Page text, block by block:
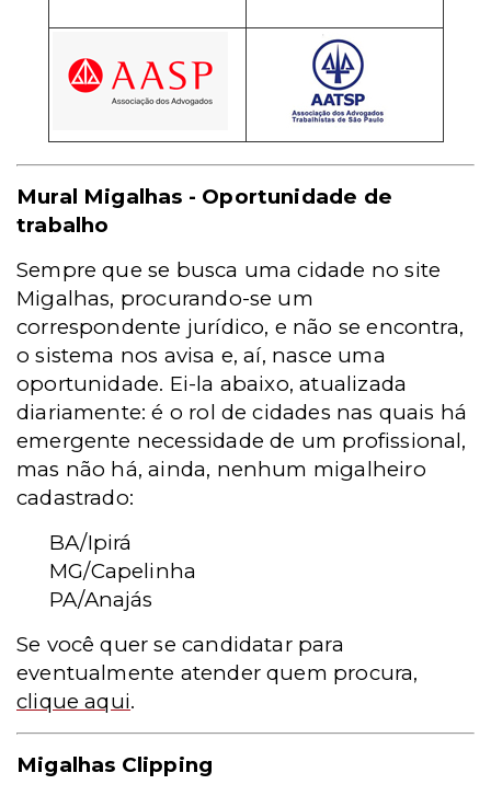
Mural Migalhas - Oportunidade de
trabalho
Sempre que se busca uma cidade no site
Migalhas, procurando-se um
correspondente jurídico, e não se encontra,
o sistema nos avisa e, aí, nasce uma
oportunidade. Ei-la abaixo, atualizada
diariamente: é o rol de cidades nas quais há
emergente necessidade de um profissional,
mas não há, ainda, nenhum migalheiro
cadastrado:
BA/Ipirá
MG/Capelinha
PA/Anajás
Se você quer se candidatar para
eventualmente atender quem procura,
clique aqui.
Migalhas Clipping